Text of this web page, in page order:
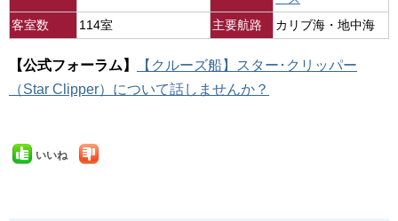
客室数
114室 主要航路 カリブ海・地中海
【公式フォーラム】
【クルーズ船】スター･クリッパー
（Star Clipper）について話しませんか？
いいね